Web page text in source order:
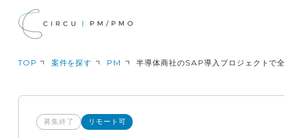
TOP 案件を探す PM 半導体商社のSAP導入プロジェクトで
募集終了 リモート可